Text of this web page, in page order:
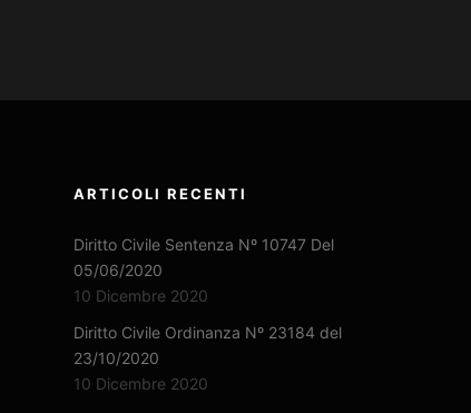
ARTICOLI RECENTI
Diritto Civile Sentenza Nº 10747 Del
05/06/2020
10 Dicembre 2020
Diritto Civile Ordinanza Nº 23184 del
23/10/2020
10 Dicembre 2020